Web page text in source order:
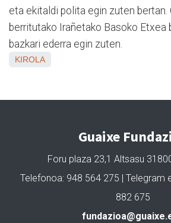
eta ekitaldi polita egin zuten bertan.
berritutako Irañetako Basoko Etxea
bazkari ederra egin zuten.
KIROLA
Guaixe
Foru plaza 23,1 Altsasu
Telefonoa: 948 564 275 | Telegram
882 675